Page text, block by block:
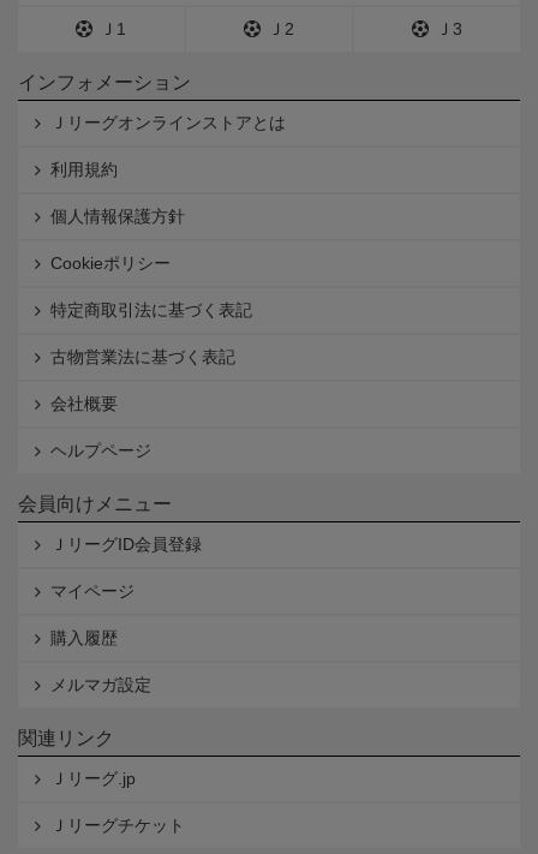
Ｊ1 Ｊ2 Ｊ3
インフォメーション
Ｊリーグオンラインストアとは
利用規約
個人情報保護方針
Cookieポリシー
特定商取引法に基づく表記
古物営業法に基づく表記
会社概要
ヘルプページ
会員向けメニュー
ＪリーグID会員登録
マイページ
購入履歴
メルマガ設定
関連リンク
Ｊリーグ.jp
Ｊリーグチケット